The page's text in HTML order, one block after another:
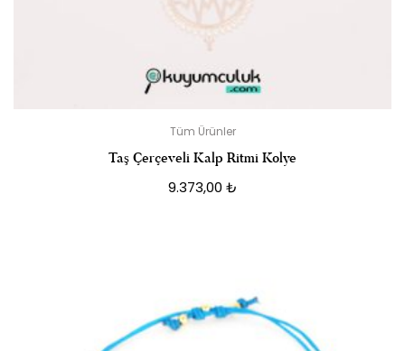
Tüm Ürünler
Taş Çerçeveli Kalp Ritmi Kolye
9.373,00 ₺